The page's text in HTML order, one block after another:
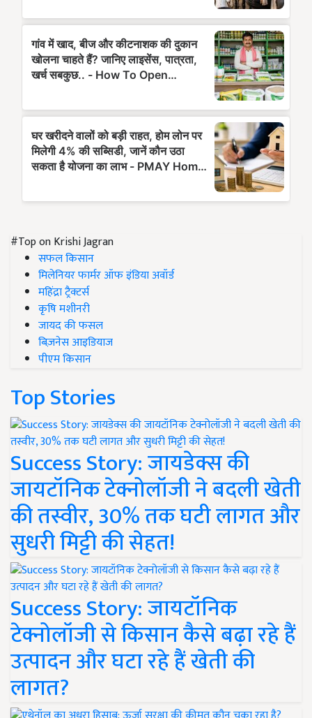
#Top on Krishi Jagran
सफल किसान
मिलेनियर फार्मर ऑफ इंडिया अवॉर्ड
महिंद्रा ट्रैक्टर्स
कृषि मशीनरी
जायद की फसल
बिज़नेस आइडियाज
पीएम किसान
Top Stories
Success Story: जायडेक्स की
जायटॉनिक टेक्नोलॉजी ने बदली खेती
की तस्वीर, 30% तक घटी लागत और
सुधरी मिट्टी की सेहत!
Success Story: जायटॉनिक
टेक्नोलॉजी से किसान कैसे बढ़ा रहे हैं
उत्पादन और घटा रहे हैं खेती की
लागत?